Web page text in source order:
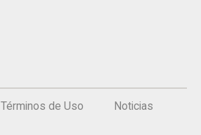
Términos de Uso Noticias